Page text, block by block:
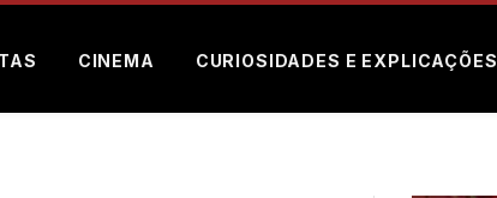
CINEMA CURIOSIDADES E EXPLICAÇÕES